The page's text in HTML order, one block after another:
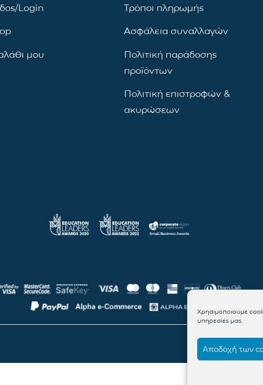
Χρησιμοποιούμε
υπηρεσίες μας.
Αποδοχή των
Login
μου
Τρόποι πληρωμής
Ασφάλεια συναλλαγών
Πολιτική παράδοσης
προϊόντων
Πολιτική επιστροφών &
ακυρώσεων